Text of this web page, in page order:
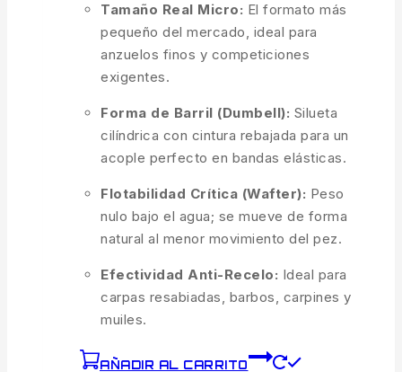
Tamaño Real Micro: El formato más
pequeño del mercado, ideal para
anzuelos finos y competiciones
exigentes.
Forma de Barril (Dumbell): Silueta
cilíndrica con cintura rebajada para un
acople perfecto en bandas elásticas.
Flotabilidad Crítica (Wafter): Peso
nulo bajo el agua; se mueve de forma
natural al menor movimiento del pez.
Efectividad Anti-Recelo: Ideal para
carpas resabiadas, barbos, carpines y
muiles.
AÑADIR AL CARRITO